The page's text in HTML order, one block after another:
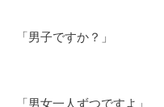
「男子ですか？」
「男女一人ずつですよ」